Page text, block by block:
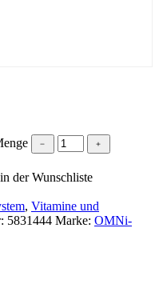
﹣
﹢
der Wunschliste
, Vitamine und
5831444 Marke: OMNi-